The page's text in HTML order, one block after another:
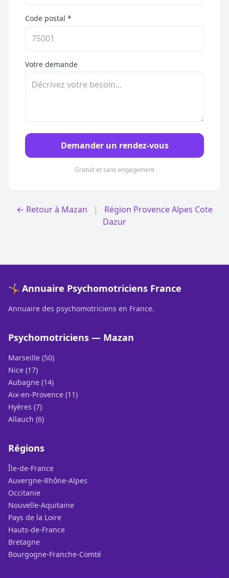
Code postal *
Votre demande
Demander un rendez-vous
Gratuit et sans engagement
← Retour à Mazan |
Région Provence Alpes Cote
Dazur
🤸 Annuaire Psychomotriciens France
Annuaire des psychomotriciens en France.
Psychomotriciens — Mazan
Marseille (50)
Nice (17)
Aubagne (14)
Aix-en-Provence (11)
Hyères (7)
Allauch (6)
Régions
Île-de-France
Auvergne-Rhône-Alpes
Occitanie
Nouvelle-Aquitaine
Pays de la Loire
Hauts-de-France
Bretagne
Bourgogne-Franche-Comté